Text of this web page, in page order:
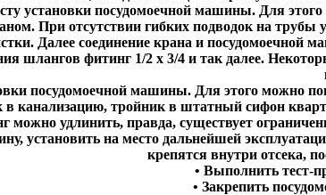
установки посудомоечной машины. Для
При отсутствии гибких подводок на
Далее соединение крана и
шлангов фитинг 1/2 х 3/4 и так далее.
посудомоечной машины. Для этого можно
в канализацию, тройник в штатный сифон
можно удлинить, правда, существует
установить на место дальнейшей
крепятся внутри отсека,
• Выполнить тест-
• Закрепить